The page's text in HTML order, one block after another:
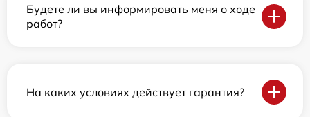
Будете ли вы информировать меня о ходе
работ?
На каких условиях действует гарантия?